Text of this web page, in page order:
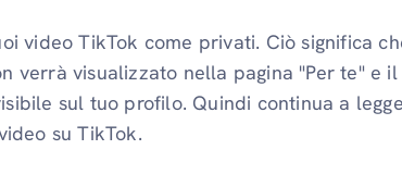
video TikTok come privati. Ciò significa
verrà visualizzato nella pagina "Per te" e
sul tuo profilo. Quindi continua a
su TikTok.